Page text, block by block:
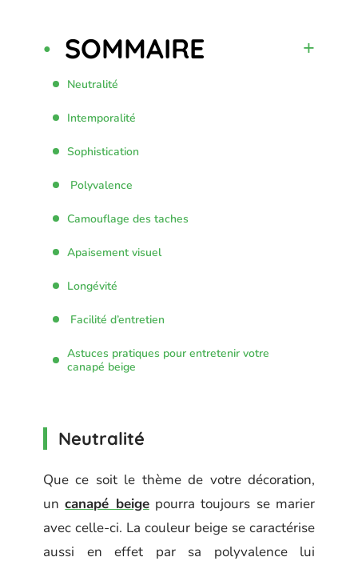
SOMMAIRE
Neutralité
Intemporalité
Sophistication
Polyvalence
Camouflage des taches
Apaisement visuel
Longévité
Facilité d’entretien
Astuces pratiques pour entretenir votre
canapé beige
Neutralité
Que ce soit le thème de votre décoration,
uncanapé beigepourra toujours se marier
avec celle-ci. La couleur beige se caractérise
aussi en effet par sa polyvalence lui